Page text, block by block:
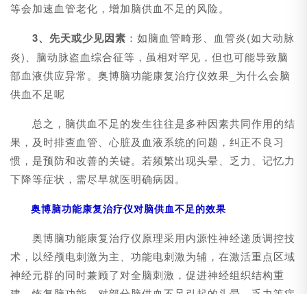
等会加速血管老化，增加脑供血不足的风险。
3、先天或少见因素 ：如脑血管畸形、血管炎(如大动脉
炎)、脑动脉盗血综合征等，虽相对罕见，但也可能导致脑
部血液供应异常。奥博脑功能康复治疗仪效果_为什么会脑
供血不足呢
总之，脑供血不足的发生往往是多种因素共同作用的结
果，及时排查血管、心脏及血液系统的问题，纠正不良习
惯，是预防和改善的关键。若频繁出现头晕、乏力、记忆力
下降等症状，需尽早就医明确病因。
奥博脑功能康复治疗仪对脑供血不足的效果
奥博脑功能康复治疗仪原理采用内源性神经递质调控技
术，以经颅电刺激为主、功能电刺激为辅，在激活重点区域
神经元群的同时兼顾了对全脑刺激，促进神经组织结构重